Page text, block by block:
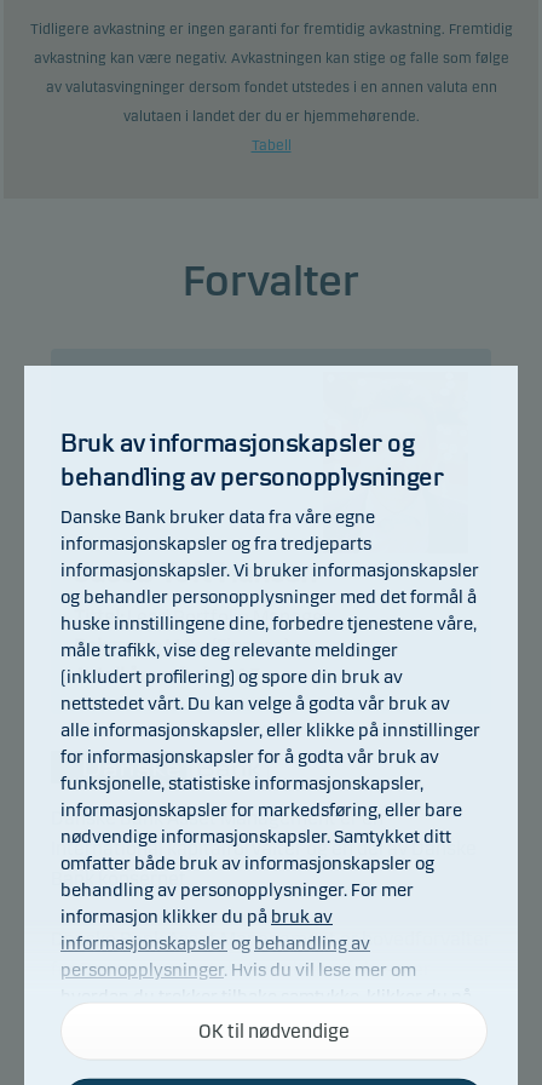
Tidligere avkastning er ingen garanti for fremtidig avkastning. Fremtidig
avkastning kan være negativ. Avkastningen kan stige og falle som følge
av valutasvingninger dersom fondet utstedes i en annen valuta enn
valutaen i landet der du er hjemmehørende.
Tabell
Forvalter
Jacob Toft Hansen
Tittel:Lead Portfolio Manager
Bakgrunn: M.Sc. (Finance)
Antall års erfaring: 15
Danske Bank Asset Management er en
International kapitalforvalter og en del av Danske
Bank konsernet.
Danske Bank Asset Management er hovedforvalter
for Danske Invest. I sin forvaltning fokuserer
Danske Bank Asset Management sine ressurser på
utvalgte kjerneområder. Disse områder omfatter
nordiske aksjer, europeiske aksjer, nordiske
Bruk av informasjonskapsler og
behandling av personopplysninger
Danske Bank bruker data fra våre egne
informasjonskapsler og fra tredjeparts
informasjonskapsler. Vi bruker informasjonskapsler
og behandler personopplysninger med det formål å
huske innstillingene dine, forbedre tjenestene våre,
måle trafikk, vise deg relevante meldinger
(inkludert profilering) og spore din bruk av
nettstedet vårt. Du kan velge å godta vår bruk av
alle informasjonskapsler, eller klikke på innstillinger
for informasjonskapsler for å godta vår bruk av
funksjonelle, statistiske informasjonskapsler,
informasjonskapsler for markedsføring, eller bare
nødvendige informasjonskapsler. Samtykket ditt
omfatter både bruk av informasjonskapsler og
behandling av personopplysninger. For mer
informasjon klikker du på bruk av
informasjonskapsler og behandling av
personopplysninger. Hvis du vil lese mer om
koblingen til
behandling av personopplysninger og
OK til nødvendige